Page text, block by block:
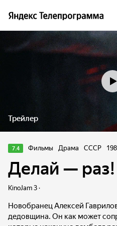
Трейлер
7.4 Фильмы Драма СССР
Делай — раз!
KinoJam 3 ·
Новобранец Алексей
дедовщина. Он как может